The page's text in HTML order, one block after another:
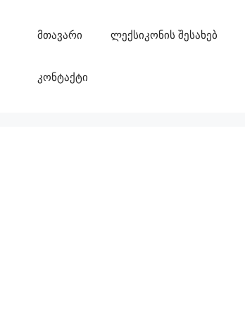
მთავარი ლექსიკონის შესახებ
კონტაქტი